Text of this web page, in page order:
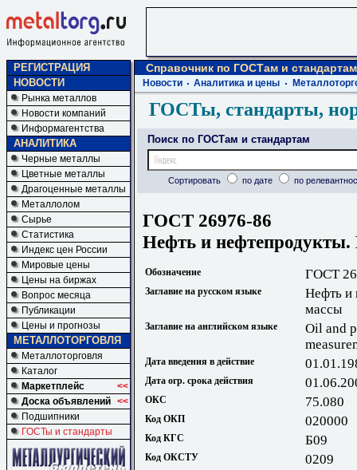
РЕГИСТРАЦИЯ
НОВОСТИ
Рынка металлов
Новости компаний
Информагентства
АНАЛИТИКА
Черные металлы
Цветные металлы
Драгоценные металлы
Металлолом
Сырье
Статистика
Индекс цен России
Мировые цены
Цены на биржах
Вопрос месяца
Публикации
Цены и прогнозы
МЕТАЛЛОТОРГОВЛЯ
Металлоторговля
Каталог
Маркетплейс
<<
Доска объявлений <<
Подшипники
ГОСТы и стандарты
Справочник по ГОСТам и стандартам
Новости Аналитика и цены
ГОСТы, стандарты,
Поиск по ГОСТам и стандартам
Сортировать по дате по
ГОСТ 26976-86
Нефть и
Обозначение ГОСТ
Заглавие на русском языке
Нефть и
массы
Заглавие на английском языке
Oil and
Дата введения в действие
Дата огр. срока действия
ОКС 75.080
Код ОКП 020000
Код КГС Б09
Код ОКСТУ 0209